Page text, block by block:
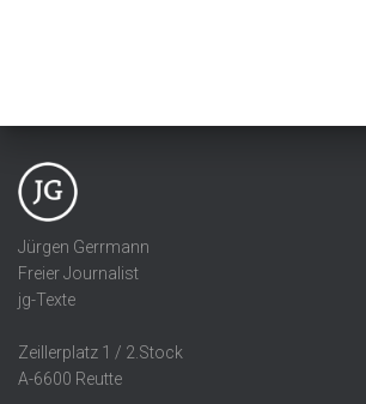
Jürgen Gerrmann
Freier Journalist
jg-Texte
Zeillerplatz 1 / 2.Stock
A-6600 Reutte